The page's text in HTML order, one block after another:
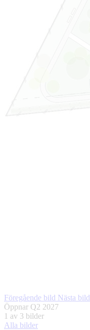
Föregående bild Nästa bild
Öppnar Q2 2027
1 av 3 bilder
Alla bilder